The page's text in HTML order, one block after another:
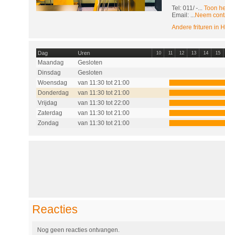
Tel: 011/-... Toon
Email: ...Neem
Andere frituren in
Dag Uren 10 11 12 13 14 15
Maandag
Gesloten
Dinsdag
Gesloten
Woensdag
van 11:30 tot 21:00
Donderdag
van 11:30 tot 21:00
Vrijdag
van 11:30 tot 22:00
Zaterdag
van 11:30 tot 21:00
Zondag
van 11:30 tot 21:00
Reacties
Nog geen reacties ontvangen.